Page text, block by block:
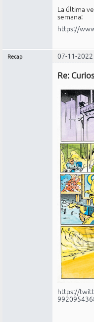
La última
semana:
https://
Recap 07-11-
Re:
https://